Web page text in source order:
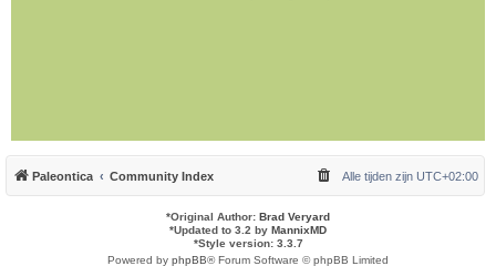
Paleontica Community Index Alle tijden zijn UTC+02:00
*Original Author: Brad Veryard
*Updated to 3.2 by MannixMD
*Style version: 3.3.7
Powered by phpBB® Forum Software © phpBB Limited